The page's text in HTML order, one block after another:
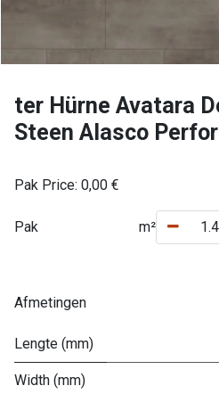
ter Hürne Avatara
Steen Alasco
Pak Price: 0,00 €
Pak m²
Afmetingen
Lengte (mm)
Width (mm)